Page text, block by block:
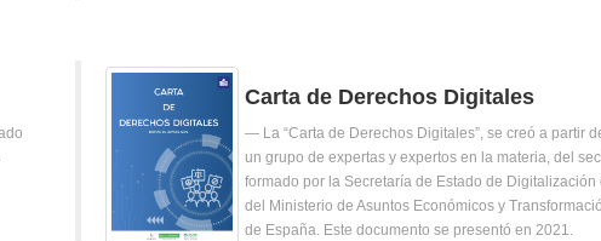
Carta de Derechos Digitales
La “Carta de Derechos Digitales”, se creó a partir
un grupo de expertas y expertos en la materia, del
formado por la Secretaría de Estado de Digitalización
del Ministerio de Asuntos Económicos y
de España. Este documento se presentó en 2021.